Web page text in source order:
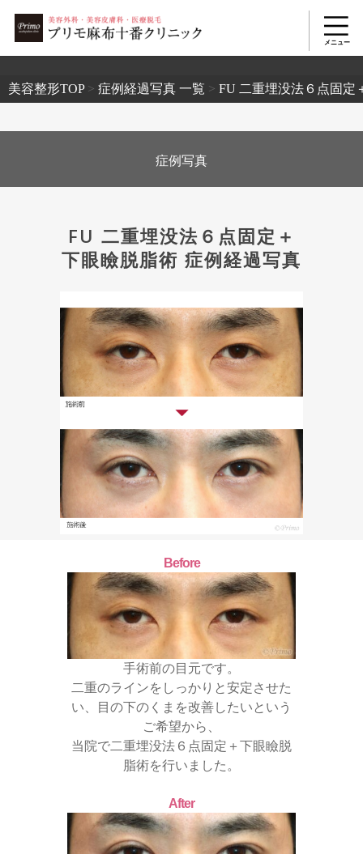
美容整形TOP> 症例経過写真 一覧 > FU 二重埋没法６点固定
症例写真
FU 二重埋没法６点固定＋
下眼瞼脱脂術 症例経過写真
Before
手術前の目元です。
二重のラインをしっかりと安定させた
い、目の下のくまを改善したいという
ご希望から、
当院で二重埋没法６点固定＋下眼瞼脱
脂術を行いました。
After